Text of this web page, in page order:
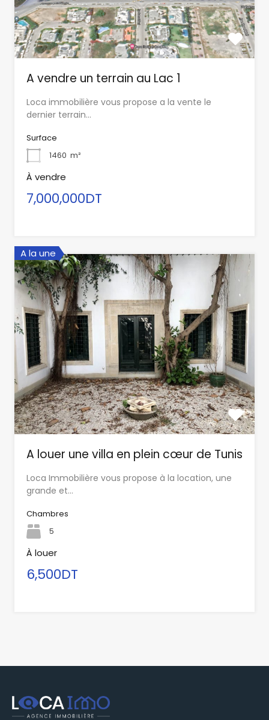
A vendre un terrain au Lac 1
Loca immobilière vous propose a la vente le
dernier terrain…
Surface
1460 m²
À vendre
7,000,000DT
A la une
A louer une villa en plein cœur de Tunis
Loca Immobilière vous propose à la location, une
grande et…
Chambres
5
À louer
6,500DT